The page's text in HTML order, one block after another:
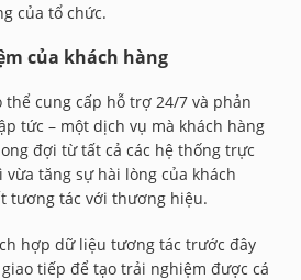
của tổ chức.
của khách hàng
thể cung cấp hỗ trợ 24/7 và phản
tức – một dịch vụ mà khách hàng
đợi từ tất cả các hệ thống trực
tăng sự hài lòng của khách
tương tác với thương hiệu.
hợp dữ liệu tương tác trước đây
tiếp để tạo trải nghiệm được cá